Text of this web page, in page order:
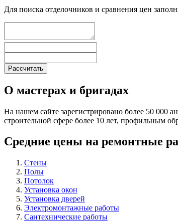
Для поиска отделочников и сравнения цен
О мастерах и бригадах
На нашем сайте зарегистрировано более 50 000
строительной сфере более 10 лет, профильным
Средние цены на ремонтные
Стены
Полы
Потолок
Установка окон
Установка дверей
Электромонтажные работы
Сантехнические работы